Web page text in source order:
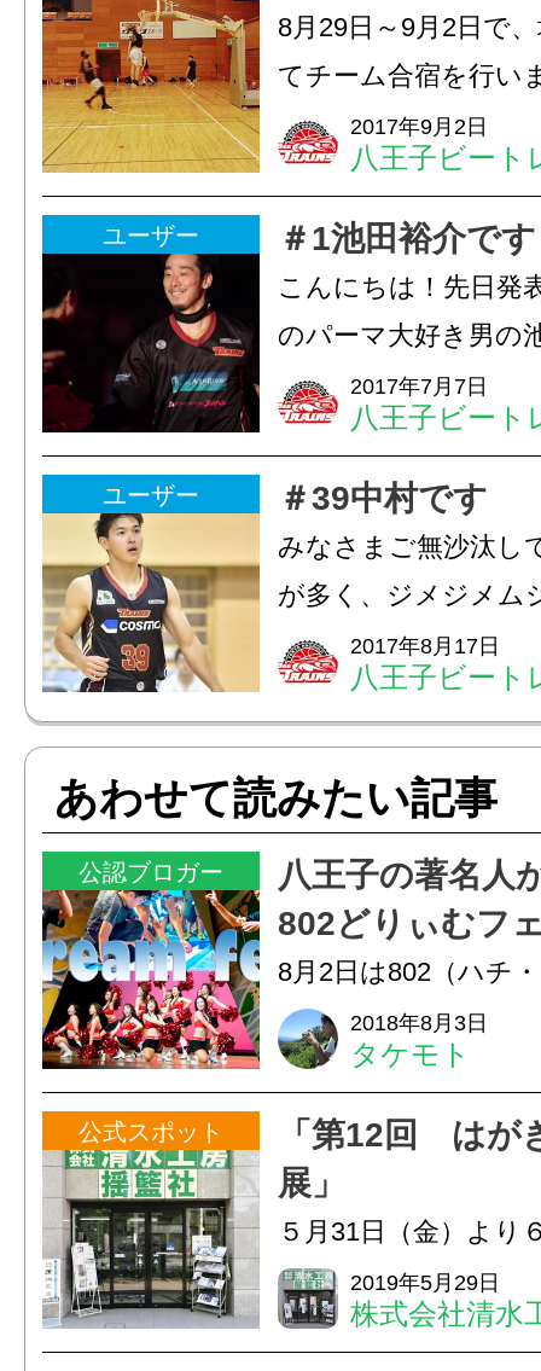
8月29日～9月2日で
てチーム合宿を行い
選手も合流し、メン
TEAMトレインズ練
チーム内でのコミュ
深めるための合宿で
2017年9月2日
八王子ビート
ユーザー ＃1池田裕介です
こんにちは！先日発
のパーマ大好き男の
初めてのblogで何を
からないので、何か
えて下さい^ ^ちな
レと夜は自主練があ
2017年7月7日
八王子ビート
ユーザー ＃39中村です
みなさまご無沙汰し
が多く、ジメジメム
ミーンといった夏が
お盆はゆっくりと過
ょうか。今週のブロ
番号39番・中村寛大
し...
2017年8月17日
八王子ビート
あわせて読みたい記事
公認ブロガー
八王子の著名人
802どりぃむフ
8月2日は802（ハチ
日！本日、2018年8
市芸術文化会館 い
催された「802どり
2018 in 八王子」に
でレポー...
2018年8月3日
タケモト
公式スポット
「第12回 はが
展」
５月31日（金）より
まで、調布市仙川の
て、「第12回はがき
2019年5月29日
株式会社清水
（ようらんし